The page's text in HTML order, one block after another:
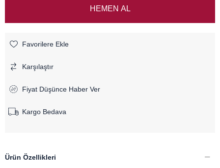
Favorilere Ekle
Karşılaştır
Fiyat Düşünce Haber Ver
Kargo Bedava
Ürün Özellikleri